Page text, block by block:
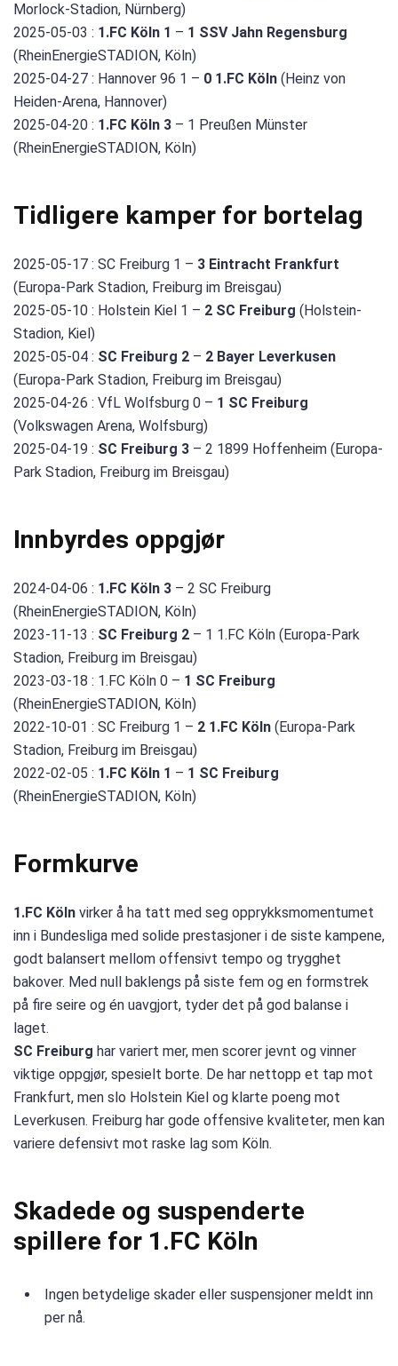
Morlock-Stadion, Nürnberg)
2025-05-03 : 1.FC Köln 1 – 1 SSV Jahn Regensburg
(RheinEnergieSTADION, Köln)
2025-04-27 : Hannover 96 1 – 0 1.FC Köln (Heinz von
Heiden-Arena, Hannover)
2025-04-20 : 1.FC Köln 3 – 1 Preußen Münster
(RheinEnergieSTADION, Köln)
Tidligere kamper for bortelag
2025-05-17 : SC Freiburg 1 – 3 Eintracht Frankfurt
(Europa-Park Stadion, Freiburg im Breisgau)
2025-05-10 : Holstein Kiel 1 – 2 SC Freiburg (Holstein-
Stadion, Kiel)
2025-05-04 : SC Freiburg 2 – 2 Bayer Leverkusen
(Europa-Park Stadion, Freiburg im Breisgau)
2025-04-26 : VfL Wolfsburg 0 – 1 SC Freiburg
(Volkswagen Arena, Wolfsburg)
2025-04-19 : SC Freiburg 3 – 2 1899 Hoffenheim (Europa-
Park Stadion, Freiburg im Breisgau)
Innbyrdes oppgjør
2024-04-06 : 1.FC Köln 3 – 2 SC Freiburg
(RheinEnergieSTADION, Köln)
2023-11-13 : SC Freiburg 2 – 1 1.FC Köln (Europa-Park
Stadion, Freiburg im Breisgau)
2023-03-18 : 1.FC Köln 0 – 1 SC Freiburg
(RheinEnergieSTADION, Köln)
2022-10-01 : SC Freiburg 1 – 2 1.FC Köln (Europa-Park
Stadion, Freiburg im Breisgau)
2022-02-05 : 1.FC Köln 1 – 1 SC Freiburg
(RheinEnergieSTADION, Köln)
Formkurve
1.FC Köln virker å ha tatt med seg opprykksmomentumet
inn i Bundesliga med solide prestasjoner i de siste kampene,
godt balansert mellom offensivt tempo og trygghet
bakover. Med null baklengs på siste fem og en formstrek
på fire seire og én uavgjort, tyder det på god balanse i
laget.
SC Freiburg har variert mer, men scorer jevnt og vinner
viktige oppgjør, spesielt borte. De har nettopp et tap mot
Frankfurt, men slo Holstein Kiel og klarte poeng mot
Leverkusen. Freiburg har gode offensive kvaliteter, men kan
variere defensivt mot raske lag som Köln.
Skadede og suspenderte
spillere for 1.FC Köln
Ingen betydelige skader eller suspensjoner meldt inn
per nå.